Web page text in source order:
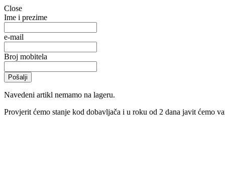
Close
Ime i prezime
e-mail
Broj mobitela
Navedeni artikl nemamo na lageru.
Provjerit ćemo stanje kod dobavljača i u roku od 2 dana javit ćemo